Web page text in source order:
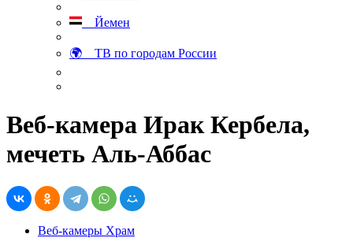
Йемен
🌍 ТВ по городам России
Веб-камера Ирак Кербела,
мечеть Аль-Аббас
Веб-камеры Храм